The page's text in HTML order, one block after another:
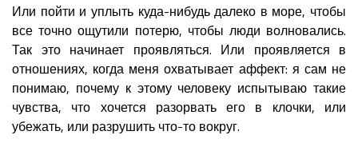
Или пойти и уплыть куда-нибудь далеко в море, чтобы
все точно ощутили потерю, чтобы люди волновались.
Так это начинает проявляться. Или проявляется в
отношениях, когда меня охватывает аффект: я сам не
понимаю, почему к этому человеку испытываю такие
чувства, что хочется разорвать его в клочки, или
убежать, или разрушить что-то вокруг.